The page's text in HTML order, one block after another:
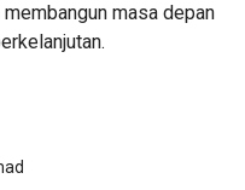
masa depan